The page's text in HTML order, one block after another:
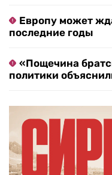
Европу может
последние годы
«Пощечина
политики